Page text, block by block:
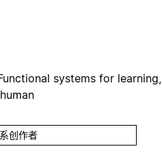
systems for learning,
创作者